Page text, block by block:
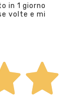
in 1 giorno
volte e mi